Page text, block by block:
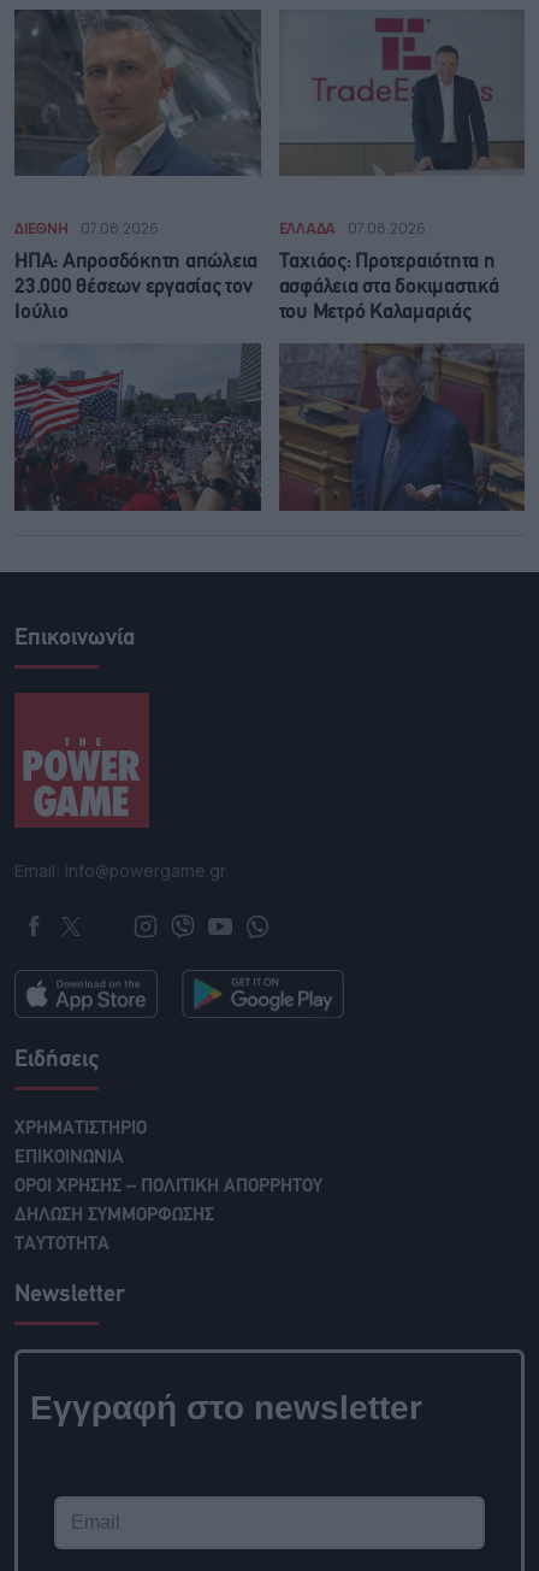
ΔΙΕΘΝΗ 07.08.2026
ΗΠΑ: Απροσδόκητη απώλεια
23.000 θέσεων εργασίας τον
Ιούλιο
ΕΛΛΑΔΑ 07.08.2026
Ταχιάος: Προτεραιότητα η
ασφάλεια στα δοκιμαστικά
του Μετρό Καλαμαριάς
Επικοινωνία
Email: info@powergame.gr
Ειδήσεις
ΧΡΗΜΑΤΙΣΤΗΡΙΟ
ΕΠΙΚΟΙΝΩΝΙΑ
ΟΡΟΙ ΧΡΗΣΗΣ – ΠΟΛΙΤΙΚΗ ΑΠΟΡΡΗΤΟΥ
ΔΗΛΩΣΗ ΣΥΜΜΟΡΦΩΣΗΣ
ΤΑΥΤΟΤΗΤΑ
Newsletter
Εγγραφή στο newsletter